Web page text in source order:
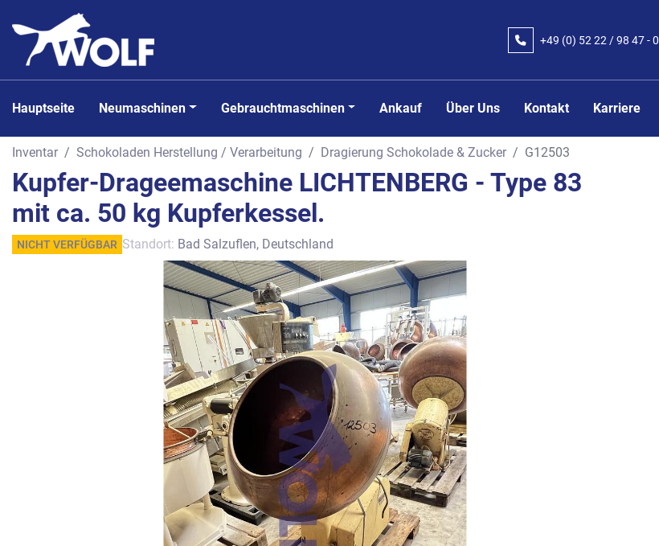
+49 (0) 52 22 / 98 47 - 0
Hauptseite Neumaschinen Gebrauchtmaschinen Ankauf Über Uns Kontakt Karriere
Inventar Schokoladen Herstellung / Verarbeitung Dragierung Schokolade & Zucker G12503
Kupfer-Drageemaschine LICHTENBERG - Type 83
mit ca. 50 kg Kupferkessel.
NICHT VERFÜGBAR Standort: Bad Salzuflen, Deutschland